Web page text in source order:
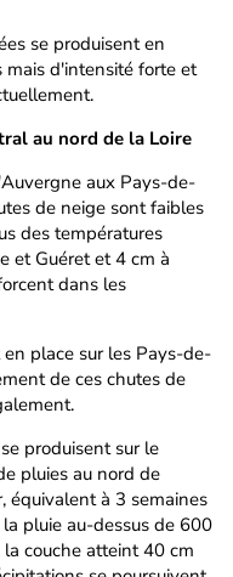
se produisent en
mais d'intensité forte et
au nord de la Loire
aux Pays-de-
de neige sont faibles
des températures
et Guéret et 4 cm à
dans les
place sur les Pays-de-
de ces chutes de
produisent sur le
pluies au nord de
équivalent à 3 semaines
pluie au-dessus de 600
couche atteint 40 cm